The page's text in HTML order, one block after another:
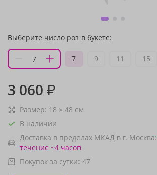
Выберите число роз в букете:
7 9 11 15
3 060 ₽
Размер: 18 × 48 см
В наличии
Доставка в пределах МКАД в г. Москва:
течение ~4 часов
Покупок за сутки: 47